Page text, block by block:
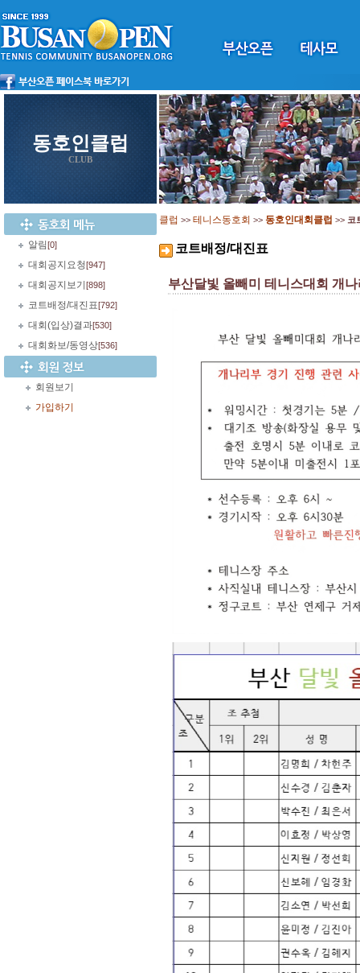
동호인클럽
CLUB
알림[0]
대회공지요청[947]
대회공지보기 [898]
코트배정/대진표[792]
대회(입상)결과[530]
대회화보/동영상[536]
회원보기
가입하기
클럽 >> 테니스동호회 >> 동호인대회클럽 >> 코
코트배정/대진표
부산달빛 올빼미 테니스대회 개